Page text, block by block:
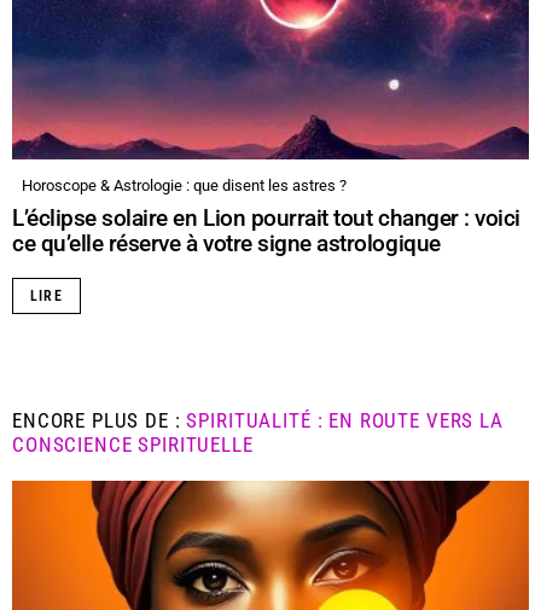
Horoscope & Astrologie : que disent les astres ?
L’éclipse solaire en Lion pourrait tout changer : voici
ce qu’elle réserve à votre signe astrologique
LIRE
ENCORE PLUS DE :SPIRITUALITÉ : EN ROUTE VERS LA
CONSCIENCE SPIRITUELLE